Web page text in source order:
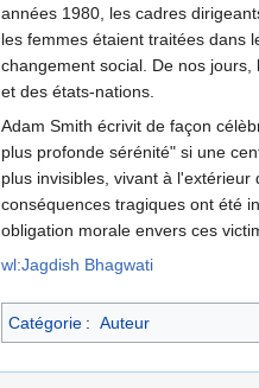
années 1980, les cadres
les femmes étaient traitées dans
changement social. De nos
et des états-nations.
Adam Smith écrivit de façon
plus profonde sérénité" si une
plus invisibles, vivant à
conséquences tragiques ont été
obligation morale envers ces
wl:Jagdish Bhagwati
Catégorie : Auteur